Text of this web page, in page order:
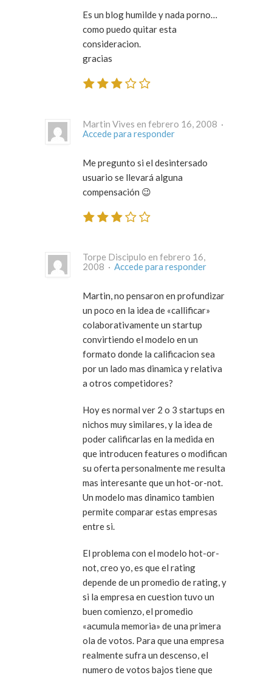
Es un blog humilde y nada porno…
como puedo quitar esta
consideracion.
gracias
Martin Vives en febrero 16, 2008 ·
Accede para responder
Me pregunto si el desintersado
usuario se llevará alguna
compensación 😉
Torpe Discipulo en febrero 16,
2008 · Accede para responder
Martin, no pensaron en profundizar
un poco en la idea de «callificar»
colaborativamente un startup
convirtiendo el modelo en un
formato donde la calificacion sea
por un lado mas dinamica y relativa
a otros competidores?
Hoy es normal ver 2 o 3 startups en
nichos muy similares, y la idea de
poder calificarlas en la medida en
que introducen features o modifican
su oferta personalmente me resulta
mas interesante que un hot-or-not.
Un modelo mas dinamico tambien
permite comparar estas empresas
entre si.
El problema con el modelo hot-or-
not, creo yo, es que el rating
depende de un promedio de rating, y
si la empresa en cuestion tuvo un
buen comienzo, el promedio
«acumula memoria» de una primera
ola de votos. Para que una empresa
realmente sufra un descenso, el
numero de votos bajos tiene que